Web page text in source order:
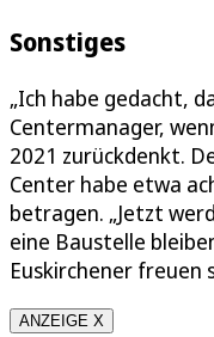
Sonstiges
„Ich habe gedacht,
Centermanager,
2021 zurückdenkt.
Center habe etwa
betragen. „Jetzt
eine Baustelle
Euskirchener freuen
ANZEIGE X